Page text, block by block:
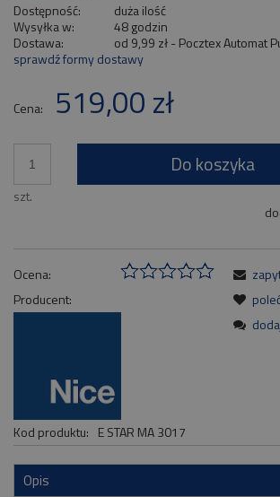
Dostępność:
duża ilość
Wysyłka w:
48 godzin
Dostawa:
od 9,99 zł - Pocztex Automat
Cena nie zawiera ewentualnych kosztów płatności
sprawdź formy dostawy
Cena: 519,00 zł
szt.
Do koszyka
Ocena:
Producent:
Kod produktu: E STAR MA 3017
Opis